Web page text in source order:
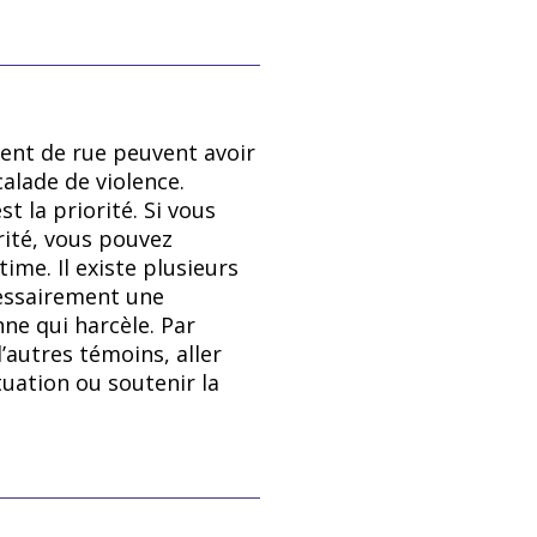
sur l’âge (ex. :
plus jeunes).
genre correspond au
de rue peuvent avoir
de violence.
la priorité. Si vous
vous pouvez
Il existe plusieurs
une
qui harcèle. Par
témoins, aller
ou soutenir la